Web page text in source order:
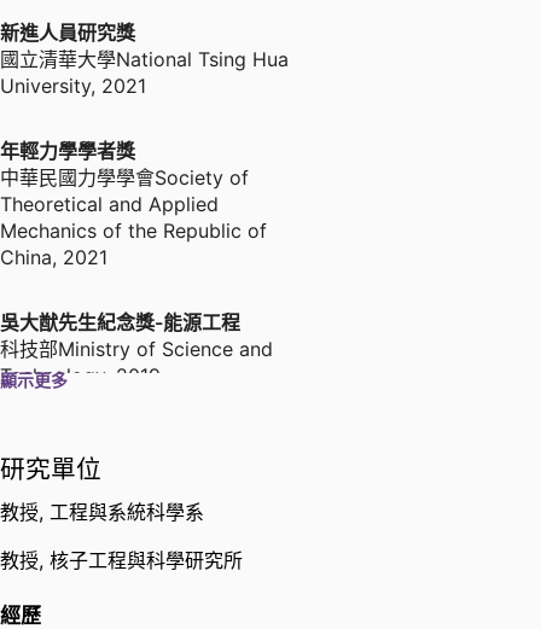
新進人員研究獎
國立清華大學National Tsing Hua
University, 2021
年輕力學學者獎
中華民國力學學會Society of
Theoretical and Applied
Mechanics of the Republic of
China, 2021
吳大猷先生紀念獎-能源工程
科技部Ministry of Science and
Technology, 2019
科技部Ministry of Science and
Outstanding Contribution in
Flame
顯示更多
研究單位
教授, 工程與系統科學系
教授, 核子工程與科學研究所
經歷